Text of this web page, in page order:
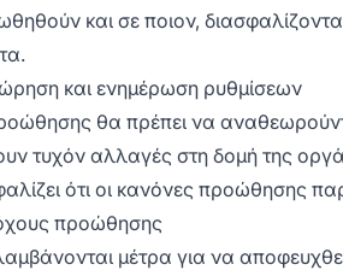
και σε ποιον,
και ενημέρωση ρυθμίσεων
θα πρέπει να
τυχόν αλλαγές στη δομή της
ότι οι κανόνες προώθησης
προώθησης
μέτρα για να